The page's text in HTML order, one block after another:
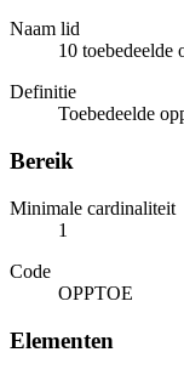
Naam lid
10 toebedeelde
Definitie
Toebedeelde
Bereik
Minimale cardinaliteit
1
Code
OPPTOE
Elementen